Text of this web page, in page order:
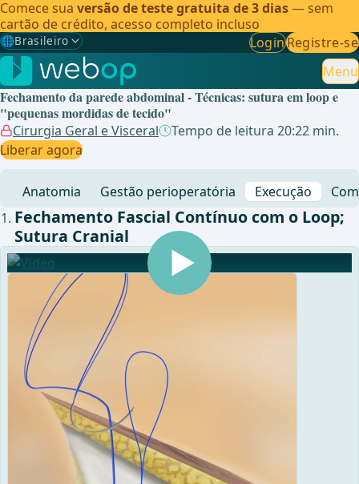
Comece sua versão de teste gratuita de 3 dias— sem
cartão de crédito, acesso completo incluso
🌐Brasileiro
Gewählte Sprache: Brasileiro
🇩🇪 Alemão
🇬🇧Inglês
🇪🇸Espanhol
LoginRegistre-se
Menu
Fechamento da parede abdominal - Técnicas: sutura em loop e
"pequenas mordidas de tecido"
Cirurgia Geral e Visceral
Tempo de leitura 20:22 min.
Liberar agora
Anatomia Gestão perioperatória Execução
Fechamento Fascial Contínuo com o Loop;
Sutura Cranial